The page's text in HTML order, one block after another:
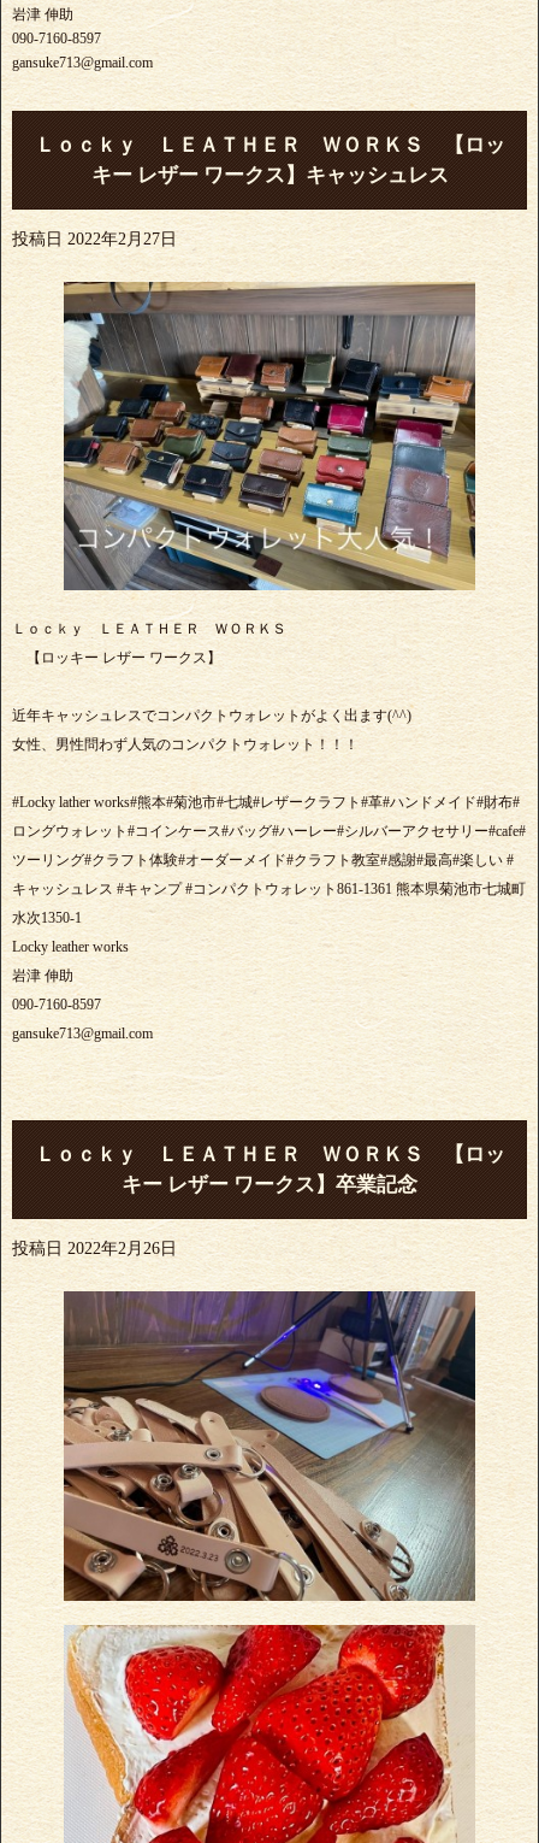
岩津 伸助
090-7160-8597
gansuke713@gmail.com
Ｌｏｃｋｙ ＬＥＡＴＨＥＲ ＷＯＲＫＳ 【ロッ
キー レザー ワークス】キャッシュレス
投稿日 2022年2月27日
Ｌｏｃｋｙ ＬＥＡＴＨＥＲ ＷＯＲＫＳ
【ロッキー レザー ワークス】
近年キャッシュレスでコンパクトウォレットがよく出ます(^^)
女性、男性問わず人気のコンパクトウォレット！！！
#Locky lather works#熊本#菊池市#七城#レザークラフト#革#ハンドメイド#財布#
ロングウォレット#コインケース#バッグ#ハーレー#シルバーアクセサリー#cafe#
ツーリング#クラフト体験#オーダーメイド#クラフト教室#感謝#最高#楽しい #
キャッシュレス #キャンプ #コンパクトウォレット861-1361 熊本県菊池市七城町
水次1350-1
Locky leather works
岩津 伸助
090-7160-8597
gansuke713@gmail.com
Ｌｏｃｋｙ ＬＥＡＴＨＥＲ ＷＯＲＫＳ 【ロッ
キー レザー ワークス】卒業記念
投稿日 2022年2月26日